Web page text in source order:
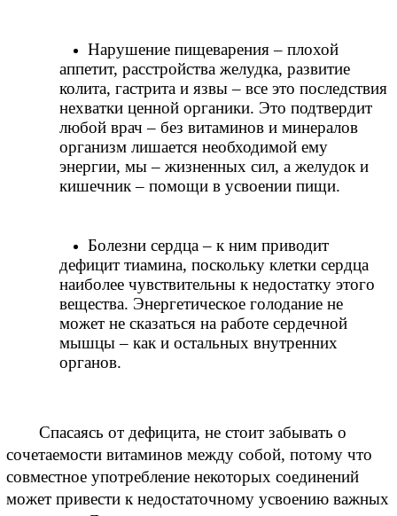
Нарушение пищеварения – плохой
аппетит, расстройства желудка, развитие
колита, гастрита и язвы – все это последствия
нехватки ценной органики. Это подтвердит
любой врач – без витаминов и минералов
организм лишается необходимой ему
энергии, мы – жизненных сил, а желудок и
кишечник – помощи в усвоении пищи.
Болезни сердца – к ним приводит
дефицит тиамина, поскольку клетки сердца
наиболее чувствительны к недостатку этого
вещества. Энергетическое голодание не
может не сказаться на работе сердечной
мышцы – как и остальных внутренних
органов.
сочетаемости витаминов между собой, потому что
совместное употребление некоторых соединений
может привести к недостаточному усвоению важных